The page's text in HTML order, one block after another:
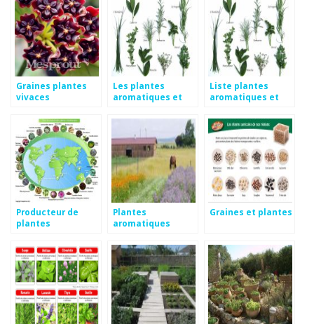
Graines plantes
vivaces
Les plantes
aromatiques et
Liste plantes
aromatiques et
Producteur de
plantes
Plantes
aromatiques
Graines et plantes